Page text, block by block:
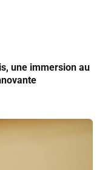
une immersion au